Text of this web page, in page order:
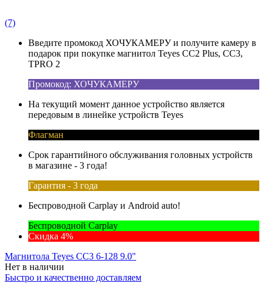
(7)
Введите промокод ХОЧУКАМЕРУ и получите камеру в
подарок при покупке магнитол Teyes CC2 Plus, CC3,
TPRO 2
Промокод: ХОЧУКАМЕРУ
На текущий момент данное устройство является
передовым в линейке устройств Teyes
Флагман
Срок гарантийного обслуживания головных устройств
в магазине - 3 года!
Гарантия - 3 года
Беспроводной Carplay и Android auto!
Беспроводной Carplay
Скидка 4%
Магнитола Teyes CC3 6-128 9.0"
Нет в наличии
Быстро и качественно доставляем